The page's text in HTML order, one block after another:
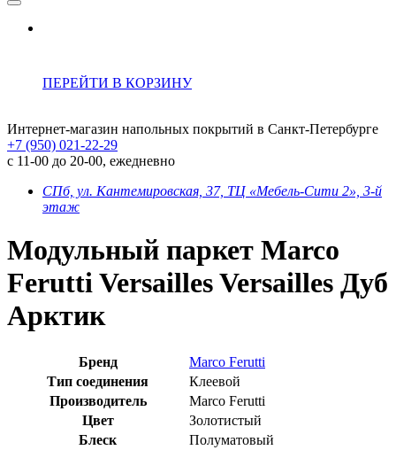
ПЕРЕЙТИ В КОРЗИНУ
Интернет-магазин напольных покрытий в Санкт-Петербурге
+7 (950) 021-22-29
с 11-00 до 20-00, ежедневно
СПб, ул. Кантемировская, 37, ТЦ «Мебель-Сити 2», 3-й
этаж
Модульный паркет Marco
Ferutti Versailles Versailles Дуб
Арктик
Бренд
Marco Ferutti
Тип соединения
Клеевой
Производитель
Marco Ferutti
Цвет
Золотистый
Блеск
Полуматовый